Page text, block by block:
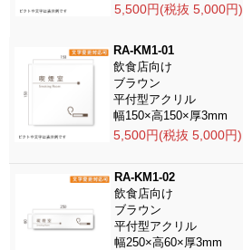
5,500円(税抜 5,000円)
RA-KM1-01
飲食店向け
ブラウン
平付型アクリル
幅150×高150×厚3mm
5,500円(税抜 5,000円)
RA-KM1-02
飲食店向け
ブラウン
平付型アクリル
幅250×高60×厚3mm